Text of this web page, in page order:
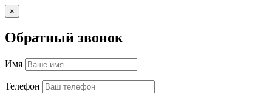
×
Обратный звонок
Имя
Телефон